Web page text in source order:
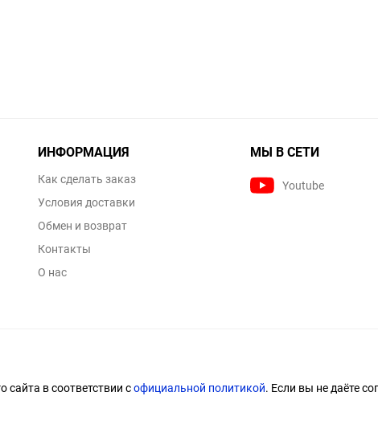
ИНФОРМАЦИЯ
Как сделать заказ
Условия доставки
Обмен и возврат
Контакты
О нас
МЫ В СЕТИ
Youtube
в соответствии софициальной политикой. Если вы не даёте